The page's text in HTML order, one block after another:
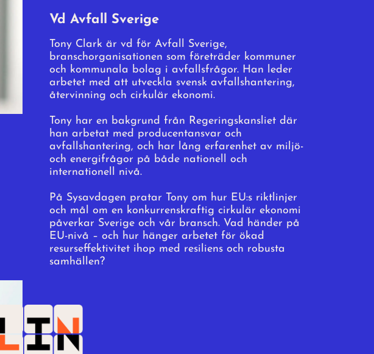
Vd Avfall Sverige
Tony Clark är vd för Avfall Sverige,
branschorganisationen som företräder kommuner
och kommunala bolag i avfallsfrågor. Han leder
arbetet med att utveckla svensk avfallshantering,
återvinning och cirkulär ekonomi.
Tony har en bakgrund från Regeringskansliet där
han arbetat med producentansvar och
avfallshantering, och har lång erfarenhet av miljö-
och energifrågor på både nationell och
internationell nivå.
På Sysavdagen pratar Tony om hur EU:s riktlinjer
och mål om en konkurrenskraftig cirkulär ekonomi
påverkar Sverige och vår bransch. Vad händer på
EU-nivå – och hur hänger arbetet för ökad
resurseffektivitet ihop med resiliens och robusta
samhällen?